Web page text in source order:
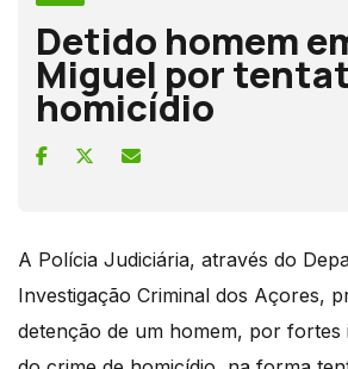
Detido homem
Miguel por
homicídio
A Polícia Judiciária, através do
Investigação Criminal dos Açores,
detenção de um homem, por fortes